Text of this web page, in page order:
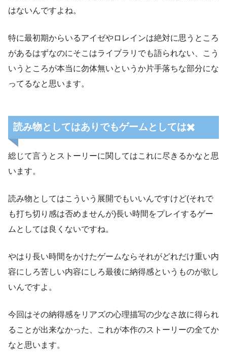
はないんですよね。
特に最初期からいるアイゼやロレインは絶対に思うところ
があるはずなのにそこはライブラリでも語られない、こう
いうところが本当に勿体無いというか片手落ちな部分にな
ってるなと思います。
読み物としてはありでもゲームとしては✖️
総じて言うとストーリーに関してはこれに尽きるかなと思
います。
読み物としてはこういう展開でもいいんですけど(それで
も打ち切り感は否めませんが)長い時間をプレイするゲー
ムとしては良くないですね。
やはり長い時間をかけたゲームならそれがどれだけ重い内
容にしろ苦しい内容にしろ最後に納得感というものが欲し
いんですよ。
今回はその納得感をリアズの心理描写の少なさ故に得られ
ることが出来なかった、これが本作のストーリーの全てか
なと思います。